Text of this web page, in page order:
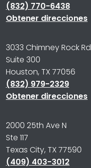
(832) 770-6438
Obtener direcciones
3033 Chimney Rock Rd
Suite 300
Houston, TX 77056
(832) 979-2329
Obtener direcciones
2000 25th Ave N
Ste 117
Texas City, TX 77590
(409) 403-3012